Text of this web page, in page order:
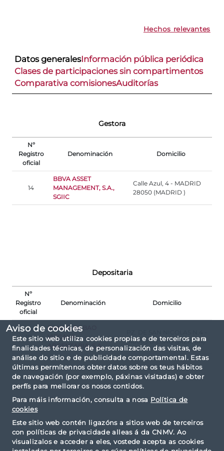
Aviso de cookies
Este sitio web utiliza cookies propias e de terceiros para
finalidades técnicas, de personalización das visitas, de
análise do sitio e de publicidade comportamental. Estas
últimas permítennos obter datos sobre os teus hábitos
de navegación (por exemplo, páxinas visitadas) e obter
perfís para mellorar os nosos contidos.
Para máis información, consulta a nosa Política de
cookies
Este sitio web contén ligazóns a sitios web de terceiros
con políticas de privacidade alleas á da CNMV. Ao
visualizalos e acceder a eles, vostede acepta as cookies
Hechos relevantes
Datos generalesInformación pública periódica
Clases de participaciones sin compartimentos
Comparativa comisionesAuditorías
Gestora
Nº
Registro
oficial
Denominación Domicilio
14
BBVA ASSET
MANAGEMENT, S.A.,
SGIIC
Calle Azul, 4 - MADRID
28050 (MADRID )
Depositaria
Nº
Registro
oficial
Denominación Domicilio
19
BANCO BILBAO
VIZCAYA
ARGENTARIA, S.A.
48005 BILBAO (BIZKAIA)